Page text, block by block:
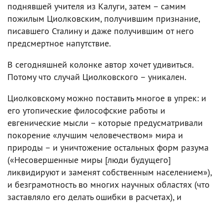
поднявшей учителя из Калуги, затем – самим
пожилым Циолковским, получившим признание,
писавшего Сталину и даже получившим от него
предсмертное напутствие.
В сегодняшней колонке автор хочет удивиться.
Потому что случай Циолковского – уникален.
Циолковскому можно поставить многое в упрек: и
его утопические философские работы и
евгенические мысли – которые предусматривали
покорение «лучшим человечеством» мира и
природы – и уничтожение остальных форм разума
(«Несовершенные миры [люди будущего]
ликвидируют и заменят собственным населением»),
и безграмотность во многих научных областях (что
заставляло его делать ошибки в расчетах), и